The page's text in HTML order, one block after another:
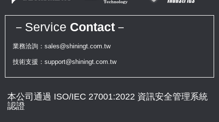
－Service Contact －
業務洽詢：sales@shiningt.com.tw
技術支援：support@shiningt.com.tw
本公司通過 ISO/IEC 27001:2022 資訊安全管理系統
認證